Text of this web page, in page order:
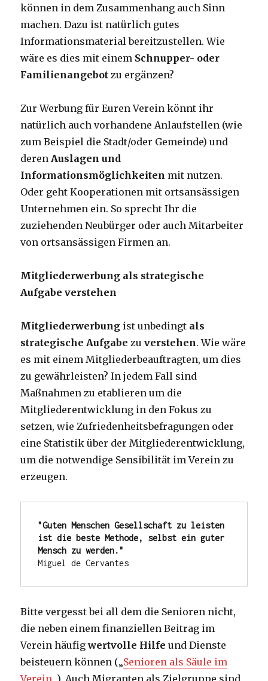
können in dem Zusammenhang auch Sinn
machen. Dazu ist natürlich gutes
Informationsmaterial bereitzustellen. Wie
wäre es dies mit einem Schnupper- oder
Familienangebot zu ergänzen?
Zur Werbung für Euren Verein könnt ihr
natürlich auch vorhandene Anlaufstellen (wie
zum Beispiel die Stadt/oder Gemeinde) und
derenAuslagen und
Informationsmöglichkeiten mit nutzen.
Oder geht Kooperationen mit ortsansässigen
Unternehmen ein. So sprecht Ihr die
zuziehenden Neubürger oder auch Mitarbeiter
von ortsansässigen Firmen an.
Mitgliederwerbung als strategische
Aufgabe verstehen
Mitgliederwerbung ist unbedingt als
strategische Aufgabezu verstehen. Wie wäre
es mit einem Mitgliederbeauftragten, um dies
zu gewährleisten? In jedem Fall sind
Maßnahmen zu etablieren um die
Mitgliederentwicklung in den Fokus zu
setzen, wie Zufriedenheitsbefragungen oder
eine Statistik über der Mitgliederentwicklung,
um die notwendige Sensibilität im Verein zu
erzeugen.
"Guten Menschen Gesellschaft zu leisten
ist die beste Methode, selbst ein guter
Mensch zu werden."
Miguel de Cervantes
Bitte vergesst bei all dem die Senioren nicht,
die neben einem finanziellen Beitrag im
Verein häufigwertvolle Hilfe und Dienste
beisteuern können („Senioren als Säule im
Verein „). Auch Migranten als Zielgruppe sind